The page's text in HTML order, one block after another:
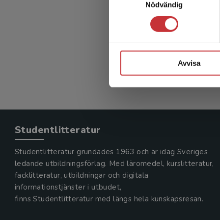
Nödvändig
Avvisa
Studentlitteratur
Studentlitteratur grundades 1963 och är idag Sveriges
ledande utbildningsförlag. Med läromedel, kurslitteratur,
facklitteratur, utbildningar och digitala
informationstjänster i utbudet,
finns Studentlitteratur med längs hela kunskapsresan.